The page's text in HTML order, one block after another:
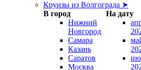
Круизы из Волгограда ➤
В город
На дату
Нижний
Новгород
Самара
Казань
Саратов
Москва